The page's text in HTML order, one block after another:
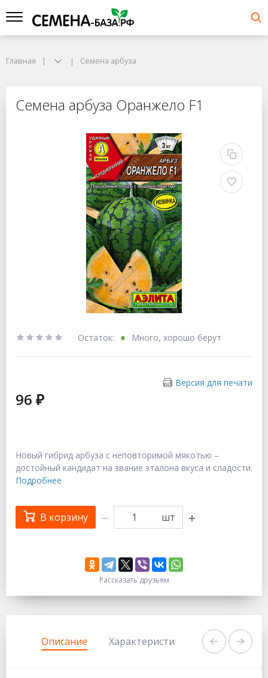
Главная Семена арбуза
Семена арбуза Оранжело F1
Остаток: Много, хорошо берут
Версия для печати
96 ₽
Новый гибрид арбуза с неповторимой мякотью –
достойный кандидат на звание эталона вкуса и сладости.
Подробнее
В корзину шт
Рассказать друзьям
Описание Характеристики Задать